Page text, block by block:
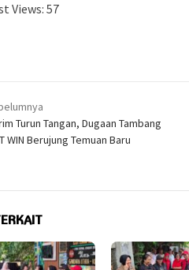
Views: 57
Turun Tangan, Dugaan Tambang
WIN Berujung Temuan Baru